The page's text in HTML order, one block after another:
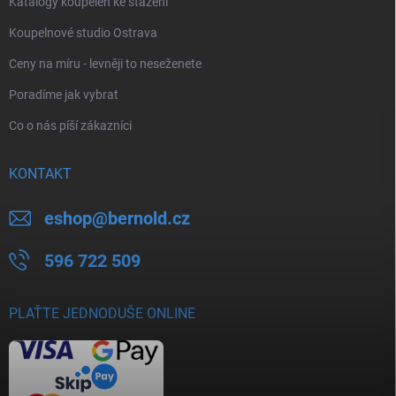
Koupelnové studio Ostrava
Ceny na míru - levněji to neseženete
Poradíme jak vybrat
Co o nás píší zákazníci
KONTAKT
eshop@bernold.cz
596 722 509
PLAŤTE JEDNODUŠE ONLINE